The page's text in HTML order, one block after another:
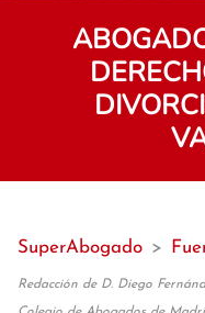
SuperAbogado >
Redacción de D. Diego